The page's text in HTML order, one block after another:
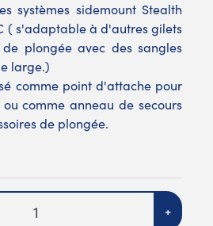
systèmes sidemount Stealth
( s'adaptable à d'autres gilets
plongée avec des sangles
large.)
comme point d'attache pour
comme anneau de secours
de plongée.
+